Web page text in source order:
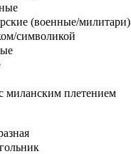
(военные/милитари)
символикой
миланским плетением